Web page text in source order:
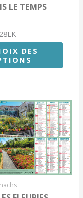
LE TEMPS
DES